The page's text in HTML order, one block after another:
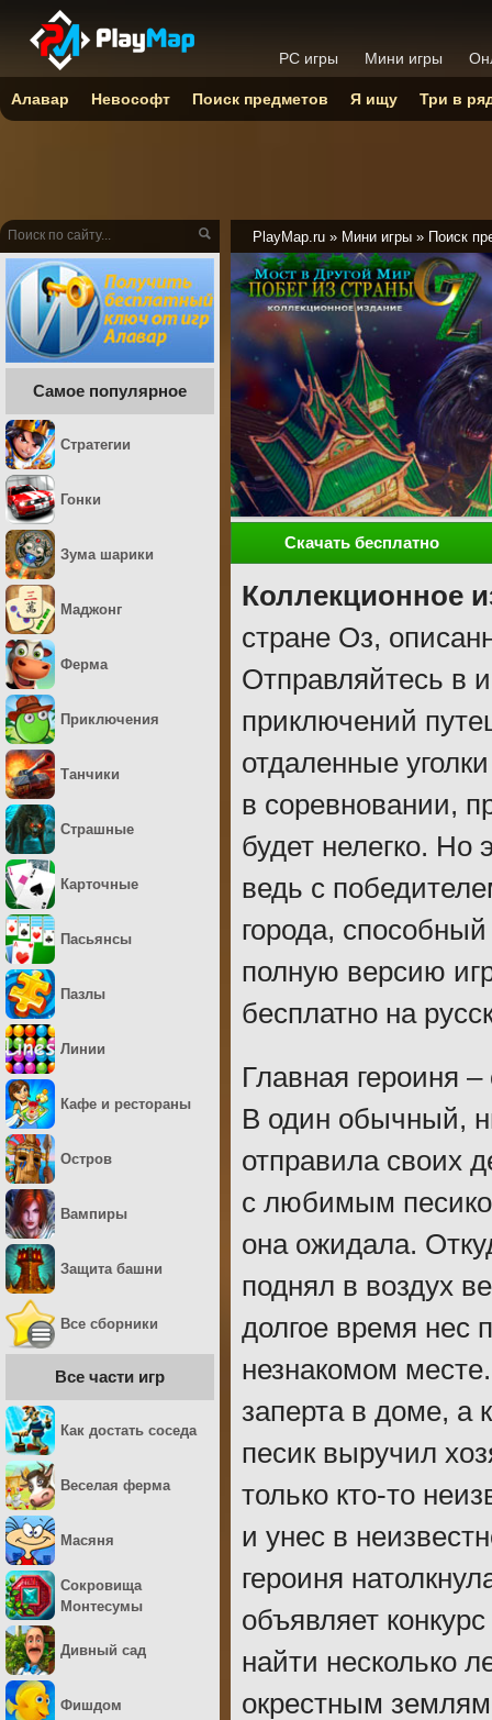
PlayMap.ru » Мини игры » Поиск
Скачать бесплатно
Коллекционное
стране Оз,
Отправляйтесь в
приключений
отдаленные
в соревновании,
будет нелегко.
ведь с
города,
полную версию
бесплатно на
Главная героиня
В один обычный,
отправила своих
с любимым
она ожидала.
поднял в воздух
долгое время нес
незнакомом
заперта в доме, а
песик выручил
только кто-то
и унес в
героиня
объявляет
найти несколько
окрестным
Самое популярное
Стратегии
Гонки
Зума шарики
Маджонг
Ферма
Приключения
Танчики
Страшные
Карточные
Пасьянсы
Пазлы
Линии
Кафе и рестораны
Остров
Вампиры
Защита башни
Все сборники
Все части игр
Как достать соседа
Веселая ферма
Масяня
Сокровища
Монтесумы
Дивный сад
Фишдом
PC игры Мини игры
Алавар Невософт Поиск предметов Я ищу Три в